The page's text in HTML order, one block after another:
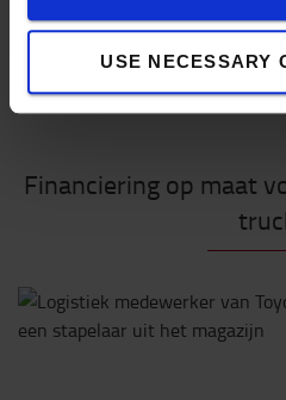
USE NECESSARY
Financiering op maat